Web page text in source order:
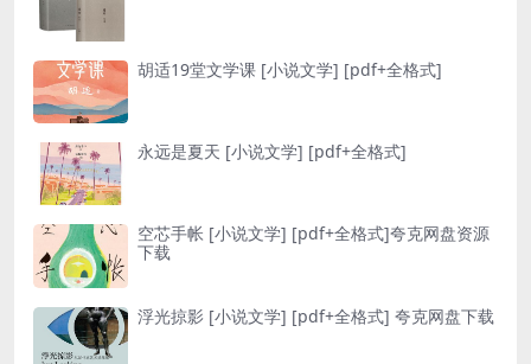
胡适19堂文学课 [ 小说文学] [pdf+全格式]
永远是夏天 [ 小说文学] [pdf+全格式]
空芯手帐 [ 小说文学] [pdf+全格式]夸克网盘资源
下载
浮光掠影 [ 小说文学] [pdf+全格式] 夸克网盘下载